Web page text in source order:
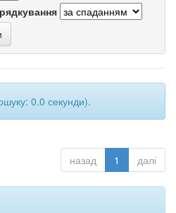
0.0 секунди).
назад 1 далі